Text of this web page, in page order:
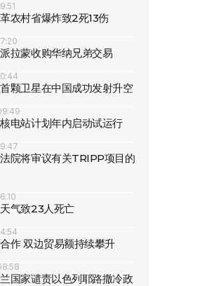
农村省爆炸致2死13伤
拉蒙收购华纳兄弟交易
颗卫星在中国成功发射升空
电站计划年内启动试运行
院将审议有关TRIPP项目的
气致23人死亡
作 双边贸易额持续攀升
国家谴责以色列耶路撒冷政